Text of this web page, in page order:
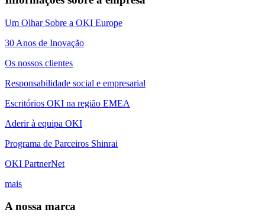
Um Olhar Sobre a OKI Europe
30 Anos de Inovação
Os nossos clientes
Responsabilidade social e empresarial
Escritórios OKI na região EMEA
Aderir à equipa OKI
Programa de Parceiros Shinrai
OKI PartnerNet
mais
A nossa marca